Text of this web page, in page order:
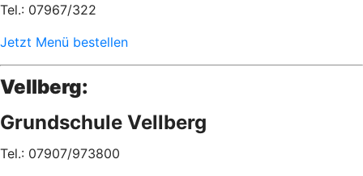
Tel.: 07967/322
Jetzt Menü bestellen
Vellberg:
Grundschule Vellberg
Tel.: 07907/973800